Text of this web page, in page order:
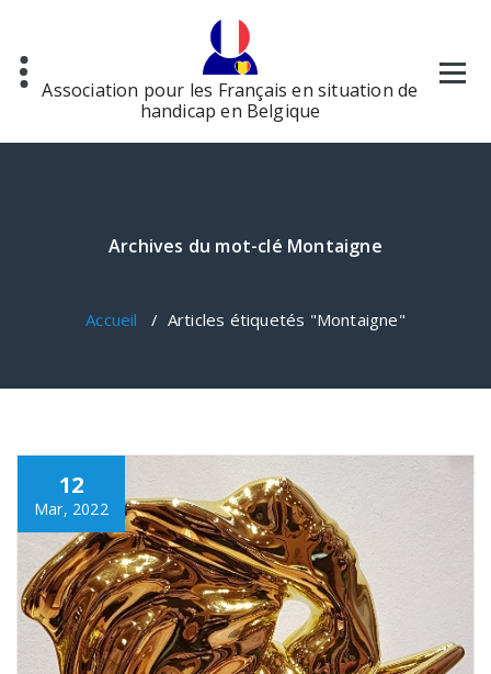
contenu
Association pour les Français en situation de
handicap en Belgique
Archives du mot-clé Montaigne
Accueil / Articles étiquetés "Montaigne"
12
Mar, 2022